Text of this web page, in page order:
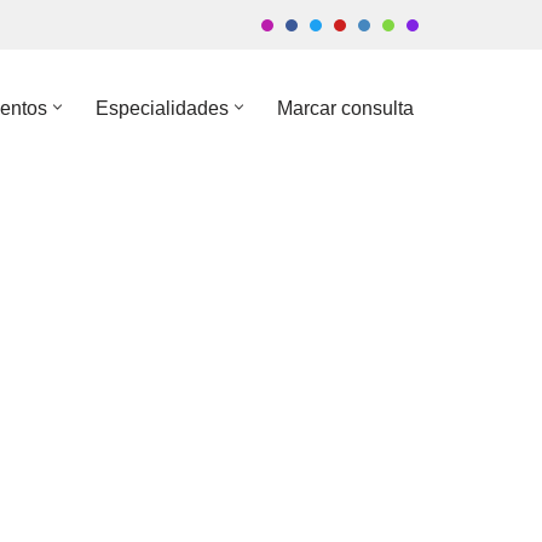
Especialidades Marcar consulta